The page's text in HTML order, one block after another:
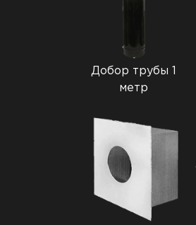
Добор трубы 1
метр